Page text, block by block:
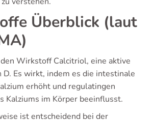
Überblick (laut
Wirkstoff Calcitriol, eine aktive
D. Es wirkt, indem es die intestinale
erhöht und regulatingen
Kalziums im Körper beeinflusst.
ist entscheidend bei der